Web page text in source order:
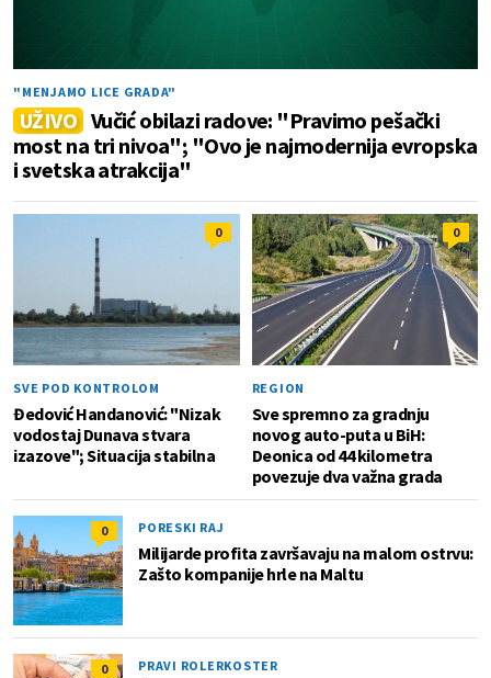
"MENJAMO LICE GRADA"
UŽIVO Vučić obilazi radove: "Pravimo pešački
most na tri nivoa"; "Ovo je najmodernija evropska
i svetska atrakcija"
0
SVE POD KONTROLOM
Đedović Handanović: "Nizak
vodostaj Dunava stvara
izazove"; Situacija stabilna
0
REGION
Sve spremno za gradnju
novog auto-puta u BiH:
Deonica od 44 kilometra
povezuje dva važna grada
0 PORESKI RAJ
Milijarde profita završavaju na malom ostrvu:
Zašto kompanije hrle na Maltu
0 PRAVI ROLERKOSTER